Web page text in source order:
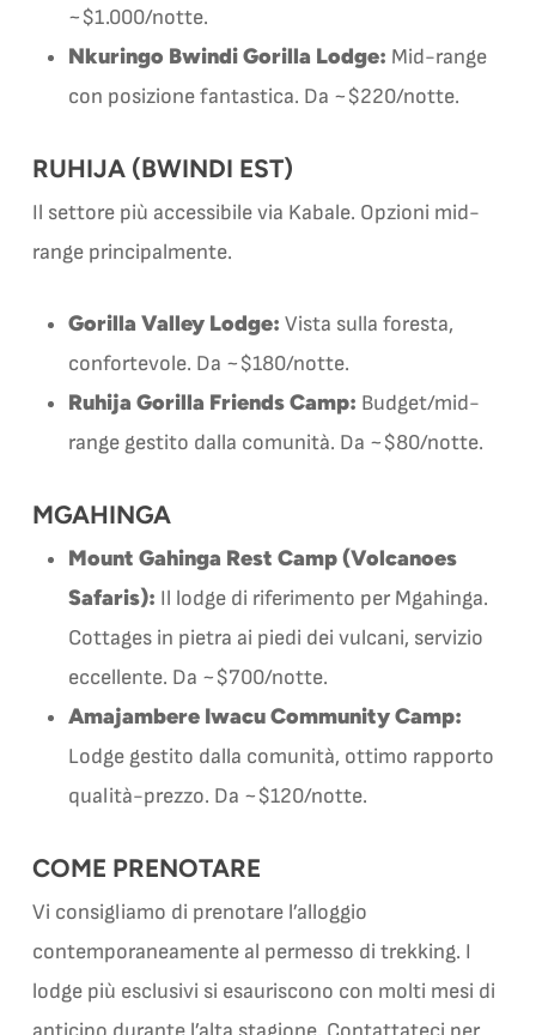
~$1.000/notte.
Nkuringo Bwindi Gorilla Lodge: Mid-range
con posizione fantastica. Da ~$220/notte.
RUHIJA (BWINDI EST)
Il settore più accessibile via Kabale. Opzioni mid-
range principalmente.
Gorilla Valley Lodge: Vista sulla foresta,
confortevole. Da ~$180/notte.
Ruhija Gorilla Friends Camp: Budget/mid-
range gestito dalla comunità. Da ~$80/notte.
MGAHINGA
Mount Gahinga Rest Camp (Volcanoes
Safaris): Il lodge di riferimento per Mgahinga.
Cottages in pietra ai piedi dei vulcani, servizio
eccellente. Da ~$700/notte.
Amajambere Iwacu Community Camp:
Lodge gestito dalla comunità, ottimo rapporto
qualità-prezzo. Da ~$120/notte.
COME PRENOTARE
Vi consigliamo di prenotare l’alloggio
contemporaneamente al permesso di trekking. I
lodge più esclusivi si esauriscono con molti mesi di